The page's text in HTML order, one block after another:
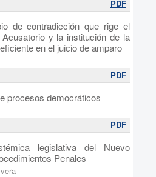
PDF
de contradicción que rige el
y la institución de la
en el juicio de amparo
PDF
procesos democráticos
PDF
legislativa del Nuevo
Penales